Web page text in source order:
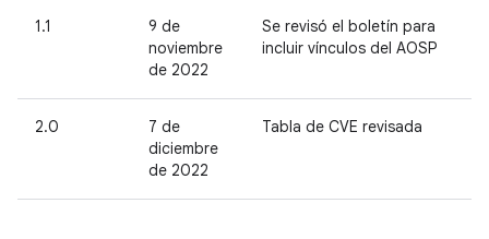
1.1
9 de
noviembre
de 2022
Se revisó el boletín para
incluir vínculos del AOSP
2.0
7 de
diciembre
de 2022
Tabla de CVE revisada